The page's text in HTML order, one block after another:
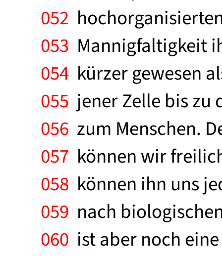
052
053 Mannigfaltigkeit
054 kürzer gewesen
055 jener Zelle bis zu
056 zum Menschen.
057 können wir
058 können ihn uns
059 nach
060 ist aber noch